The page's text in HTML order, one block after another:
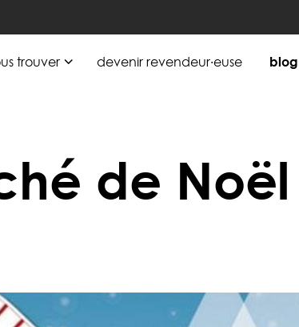
trouver devenir revendeur·euse blog
de Noël